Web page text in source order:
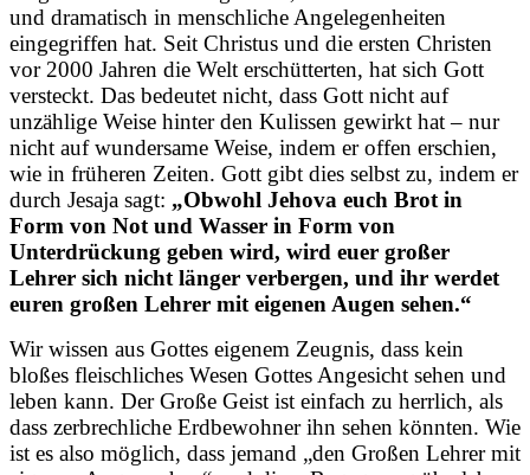
und dramatisch in menschliche Angelegenheiten
eingegriffen hat. Seit Christus und die ersten Christen
vor 2000 Jahren die Welt erschütterten, hat sich Gott
versteckt. Das bedeutet nicht, dass Gott nicht auf
unzählige Weise hinter den Kulissen gewirkt hat – nur
nicht auf wundersame Weise, indem er offen erschien,
wie in früheren Zeiten. Gott gibt dies selbst zu, indem er
durch Jesaja sagt: „Obwohl Jehova euch Brot in
Form von Not und Wasser in Form von
Unterdrückung geben wird, wird euer großer
Lehrer sich nicht länger verbergen, und ihr werdet
euren großen Lehrer mit eigenen Augen sehen.“
Wir wissen aus Gottes eigenem Zeugnis, dass kein
bloßes fleischliches Wesen Gottes Angesicht sehen und
leben kann. Der Große Geist ist einfach zu herrlich, als
dass zerbrechliche Erdbewohner ihn sehen könnten. Wie
ist es also möglich, dass jemand „den Großen Lehrer mit